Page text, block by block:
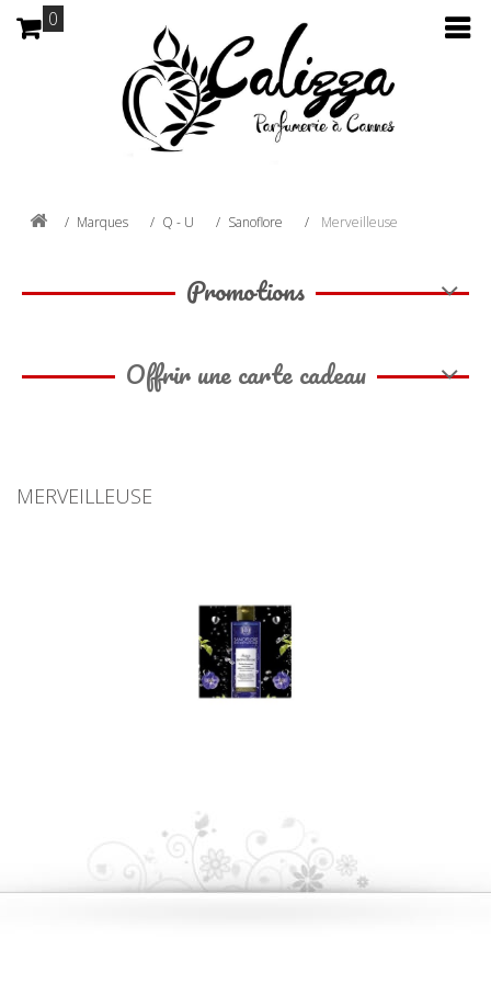
0
Marques Q - U Sanoflore Merveilleuse
Promotions
Offrir une carte cadeau
MERVEILLEUSE